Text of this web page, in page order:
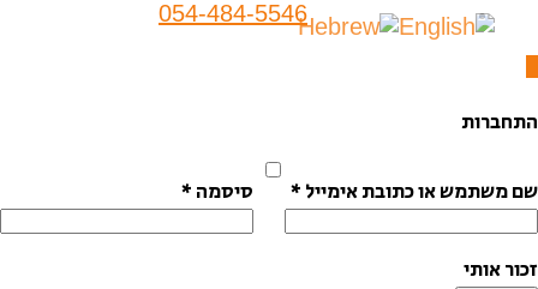
054-484-5546
התחברות
שם משתמש או כתובת אימייל * סיסמה *
זכור אותי